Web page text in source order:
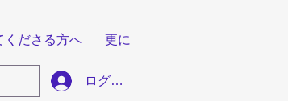
くださる方へ 更に
ログイン